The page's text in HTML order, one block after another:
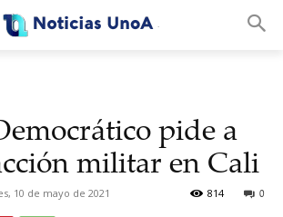
pide a
militar en Cali
10 de mayo de 2021 0
814